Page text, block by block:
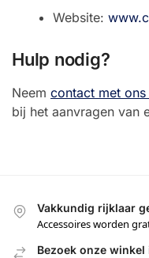
Website:
Hulp nodig?
Neem contact met ons
bij het aanvragen van
Vakkundig rijklaar
Accessoires worden
Bezoek onze